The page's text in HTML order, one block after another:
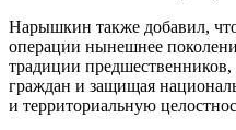
Нарышкин также добавил,
операции нынешнее
традиции предшественников,
граждан и защищая
и территориальную